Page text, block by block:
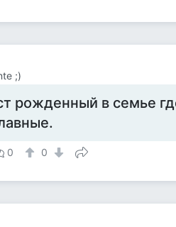
;)
рожденный в семье
0 0